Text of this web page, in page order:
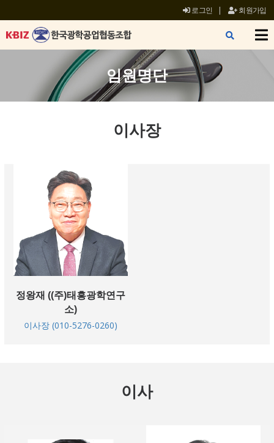
로그인 | 회원가입
임원명단
이사장
정왕재 ((주)태흥광학연구
소)
이사장 (010-5276-0260)
이사